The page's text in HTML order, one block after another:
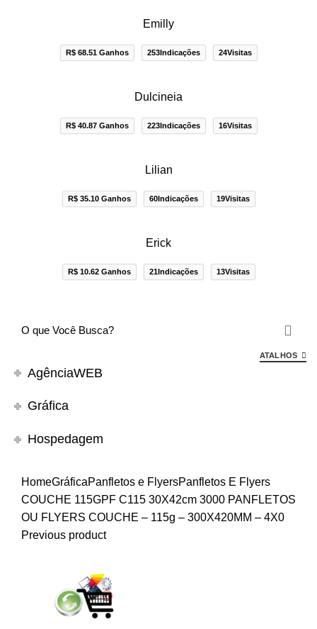
Emilly
R$ 68.51 Ganhos 253Indicações 24Visitas
Dulcineia
R$ 40.87 Ganhos 223Indicações 16Visitas
Lilian
R$ 35.10 Ganhos 60Indicações 19Visitas
Erick
R$ 10.62 Ganhos 21Indicações 13Visitas
ATALHOS
AgênciaWEB
Gráfica
Hospedagem
HomeGráficaPanfletos e FlyersPanfletos E Flyers
COUCHE 115GPF C115 30X42cm 3000 PANFLETOS
OU FLYERS COUCHE – 115g – 300X420MM – 4X0
Previous product